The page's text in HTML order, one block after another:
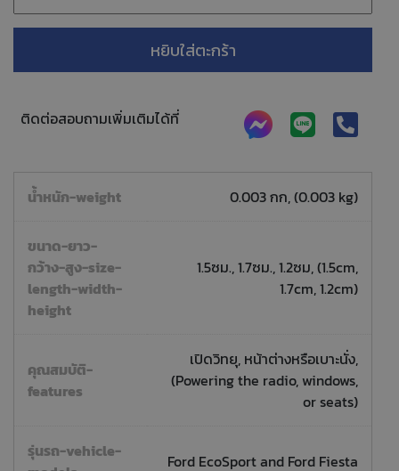
หยิบใส่ตะกร้า
ติดต่อสอบถามเพิ่มเติมได้ที่
น้ำหนัก-weight 0.003 กก, (0.003 kg)
ขนาด-ยาว-
กว้าง-สูง-size-
length-width-
height
1.5ซม., 1.7ซม., 1.2ซม, (1.5cm,
1.7cm, 1.2cm)
คุณสมบัติ-
features
เปิดวิทยุ, หน้าต่างหรือเบาะนั่ง,
(Powering the radio, windows,
or seats)
รุ่นรถ-vehicle-
Ford EcoSport and Ford Fiesta